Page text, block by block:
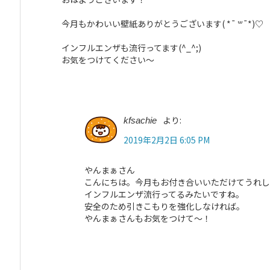
今月もかわいい壁紙ありがとうございます( *¯ ꒳¯*)♡
インフルエンザも流行ってます(^_^;)
お気をつけてください～
kfsachie
より:
2019年2月2日 6:05 PM
やんまぁさん
こんにちは。今月もお付き合いいただけてうれ
インフルエンザ流行ってるみたいですね。
安全のため引きこもりを強化しなければ。
やんまぁさんもお気をつけて〜！